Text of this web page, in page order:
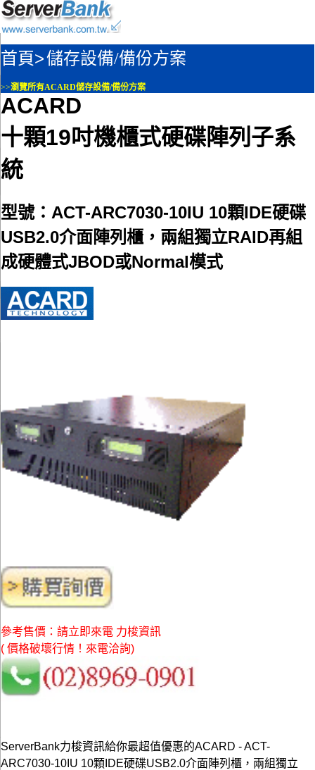
首頁>儲存設備/備份方案
>>瀏覽所有ACARD儲存設備/備份方案
ACARD
十顆19吋機櫃式硬碟陣列子系
統
型號：ACT-ARC7030-10IU 10顆IDE硬碟
USB2.0介面陣列櫃，兩組獨立RAID再組
成硬體式JBOD或Normal模式
參考售價：請立即來電 力梭資訊
( 價格破壞行情！來電洽詢)
ServerBank力梭資訊給你最超值優惠的ACARD - ACT-
ARC7030-10IU 10顆IDE硬碟USB2.0介面陣列櫃，兩組獨立